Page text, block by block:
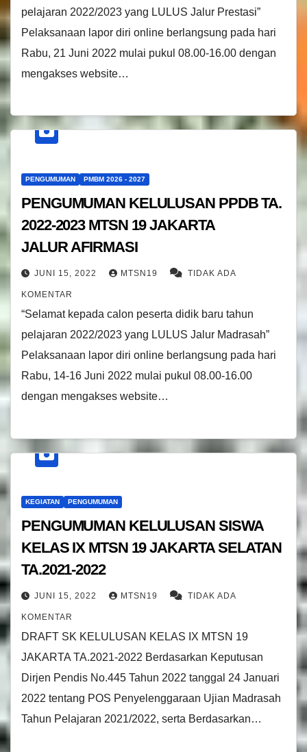
pelajaran 2022/2023 yang LULUS Jalur Prestasi”
Pelaksanaan lapor diri online berlangsung pada hari
Rabu, 21 Juni 2022 mulai pukul 08.00-16.00 dengan
mengakses website…
PENGUMUMAN PMBM 2026 - 2027
PENGUMUMAN KELULUSAN PPDB TA.
2022-2023 MTSN 19 JAKARTA
JALUR AFIRMASI
JUNI 15, 2022 MTSN19 TIDAK ADA
KOMENTAR
“Selamat kepada calon peserta didik baru tahun
pelajaran 2022/2023 yang LULUS Jalur Madrasah”
Pelaksanaan lapor diri online berlangsung pada hari
Rabu, 14-16 Juni 2022 mulai pukul 08.00-16.00
dengan mengakses website…
KEGIATAN PENGUMUMAN
PENGUMUMAN KELULUSAN SISWA
KELAS IX MTSN 19 JAKARTA SELATAN
TA.2021-2022
JUNI 15, 2022 MTSN19 TIDAK ADA
KOMENTAR
DRAFT SK KELULUSAN KELAS IX MTSN 19
JAKARTA TA.2021-2022 Berdasarkan Keputusan
Dirjen Pendis No.445 Tahun 2022 tanggal 24 Januari
2022 tentang POS Penyelenggaraan Ujian Madrasah
Tahun Pelajaran 2021/2022, serta Berdasarkan…